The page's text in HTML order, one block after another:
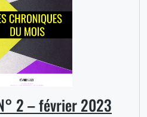
2 – février 2023